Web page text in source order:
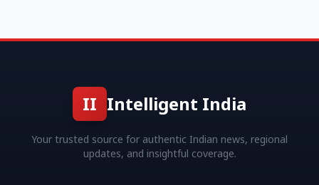
II Intelligent India
Your trusted source for authentic Indian news, regional
updates, and insightful coverage.